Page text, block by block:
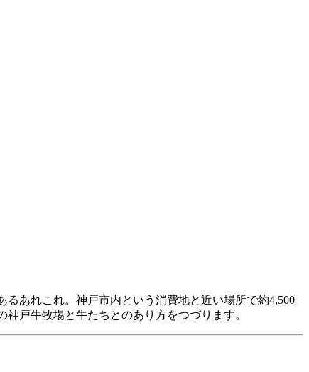
あれこれ。神戸市内という消費地と近い場所で約4,500
戸牛牧場と牛たちとのあり方をつづります。